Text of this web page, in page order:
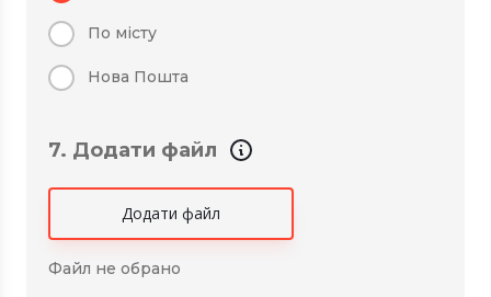
По місту
Нова Пошта
7. Додати файл
Додати файл
Файл не обрано